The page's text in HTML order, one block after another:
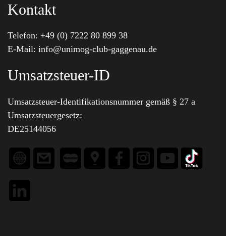
Kontakt
Telefon: +49 (0) 7222 80 899 38
E-Mail: info@unimog-club-gaggenau.de
Umsatzsteuer-ID
Umsatzsteuer-Identifikationsnummer gemäß § 27 a
Umsatzsteuergesetz:
DE25144056